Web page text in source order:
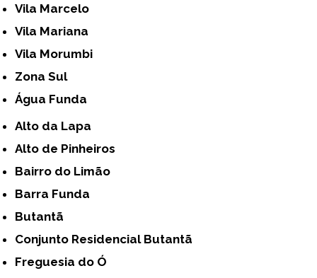
Vila Marcelo
Vila Mariana
Vila Morumbi
Zona Sul
Água Funda
Alto da Lapa
Alto de Pinheiros
Bairro do Limão
Barra Funda
Butantã
Conjunto Residencial Butantã
Freguesia do Ó